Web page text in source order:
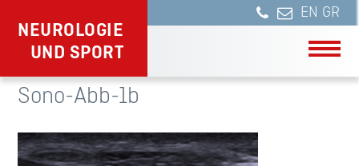
NEUROLOGIE
UND SPORT
Sono-Abb-1b